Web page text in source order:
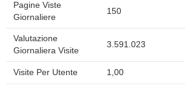
Pagine Viste
Giornaliere
150
Valutazione
Giornaliera Visite
3.591.023
Visite Per Utente 1,00